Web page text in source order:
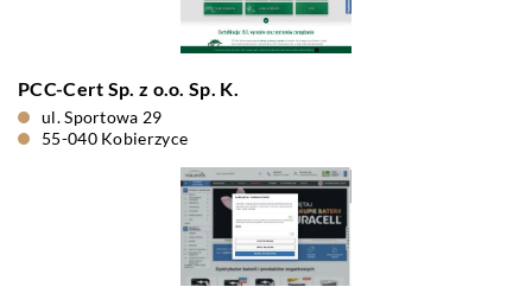
PCC-Cert Sp. z o.o. Sp. K.
ul. Sportowa 29
55-040 Kobierzyce